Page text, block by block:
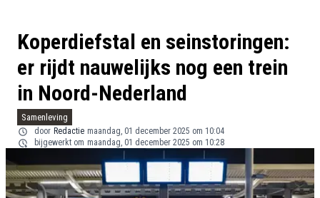
Koperdiefstal en seinstoringen:
er rijdt nauwelijks nog een trein
in Noord-Nederland
Samenleving
door Redactie maandag, 01 december 2025 om 10:04
bijgewerkt om maandag, 01 december 2025 om 10:28